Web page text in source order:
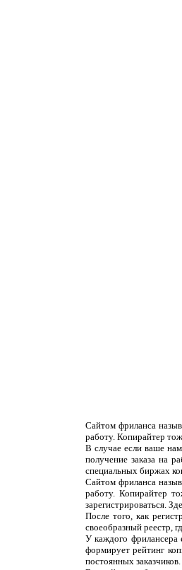
Сайтом фриланса
работу. Копирайтер
В случае если ваше
получение заказа на
специальных биржах
Сайтом фриланса
работу. Копирайтер
зарегистрироваться.
После того, как
своеобразный реестр,
У каждого фрилансера
формирует рейтинг
постоянных